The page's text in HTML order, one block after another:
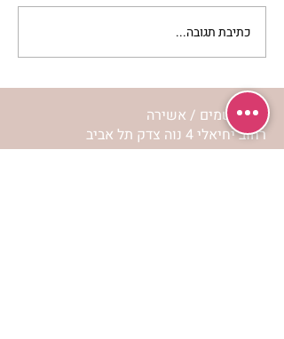
לחיות את המסע שלי | נורית
אילון הירש
כתיבת תגובה...
מרכז שמים / אשירה
רחוב יחיאלי 4 נוה צדק תל אביב